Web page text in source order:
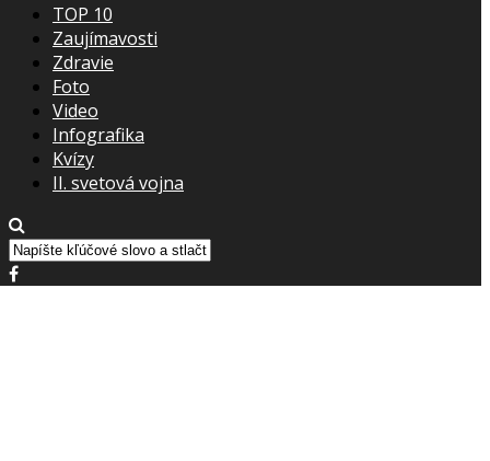
TOP 10
Zaujímavosti
Zdravie
Foto
Video
Infografika
Kvízy
II. svetová vojna